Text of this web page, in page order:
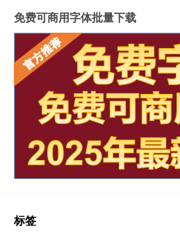
免费可商用字体批量下载
标签